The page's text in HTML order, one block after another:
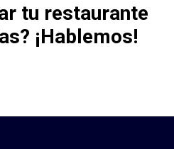
tu restaurante
¡Hablemos!